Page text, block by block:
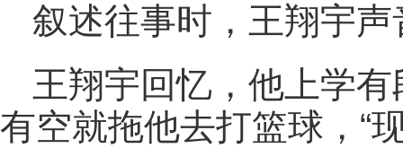
叙述往事时，王翔宇声
王翔宇回忆，他上学
有空就拖他去打篮球，“